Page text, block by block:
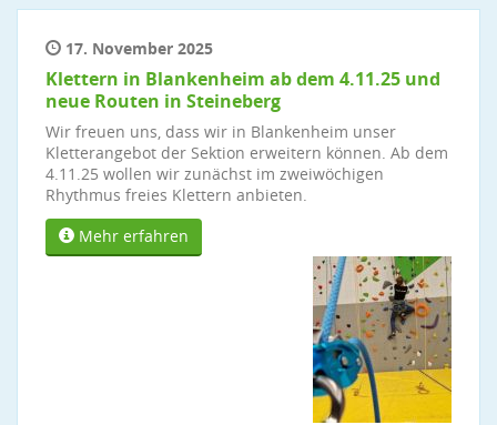
17. November 2025
Klettern in Blankenheim ab dem 4.11.25 und
neue Routen in Steineberg
Wir freuen uns, dass wir in Blankenheim unser
Kletterangebot der Sektion erweitern können. Ab dem
4.11.25 wollen wir zunächst im zweiwöchigen
Rhythmus freies Klettern anbieten.
Mehr erfahren